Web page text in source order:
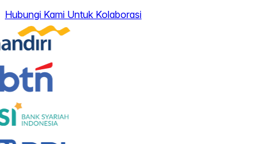
Hubungi Kami Untuk Kolaborasi